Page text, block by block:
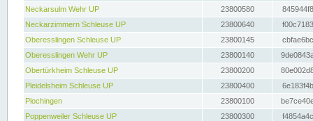
Neckarsulm Wehr UP
23800580
Neckarzimmern Schleuse UP
23800640
Oberesslingen Schleuse UP
23800145
Oberesslingen Wehr UP
23800140
Obertürkheim Schleuse UP
23800200
Pleidelsheim Schleuse UP
23800400
Plochingen
23800100
Poppenweiler Schleuse UP
23800300